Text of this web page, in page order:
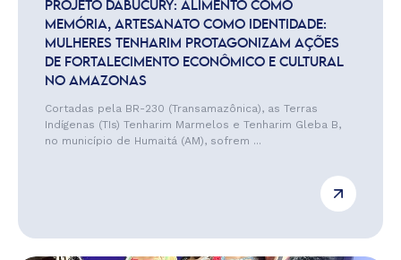
PROJETO DABUCURY: ALIMENTO COMO
MEMÓRIA, ARTESANATO COMO IDENTIDADE:
MULHERES TENHARIM PROTAGONIZAM AÇÕES
DE FORTALECIMENTO ECONÔMICO E CULTURAL
NO AMAZONAS
Cortadas pela BR-230 (Transamazônica), as Terras
Indígenas (TIs) Tenharim Marmelos e Tenharim Gleba B,
no município de Humaitá (AM), sofrem ...